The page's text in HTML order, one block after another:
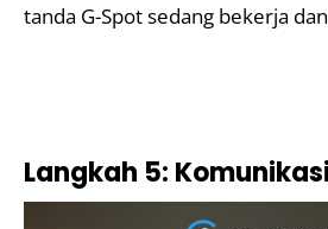
tanda G-Spot sedang bekerja
Langkah 5: